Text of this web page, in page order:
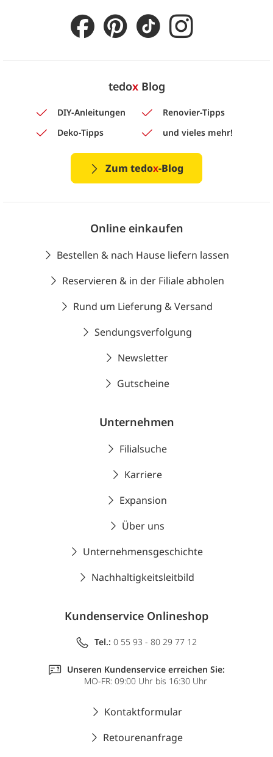
tedoxBlog
DIY-Anleitungen
Renovier-Tipps
Deko-Tipps
und vieles mehr!
Zum tedox-Blog
Online einkaufen
Bestellen & nach Hause liefern lassen
Reservieren & in der Filiale abholen
Rund um Lieferung & Versand
Sendungsverfolgung
Newsletter
Gutscheine
Unternehmen
Filialsuche
Karriere
Expansion
Über uns
Unternehmensgeschichte
Nachhaltigkeitsleitbild
Kundenservice Onlineshop
Tel.: 0 55 93 - 80 29 77 12
Unseren Kundenservice erreichen Sie:
MO-FR: 09:00 Uhr bis 16:30 Uhr
Kontaktformular
Retourenanfrage